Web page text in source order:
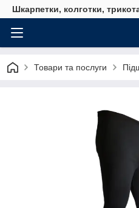
Шкарпетки, колготки,
Товари та послуги